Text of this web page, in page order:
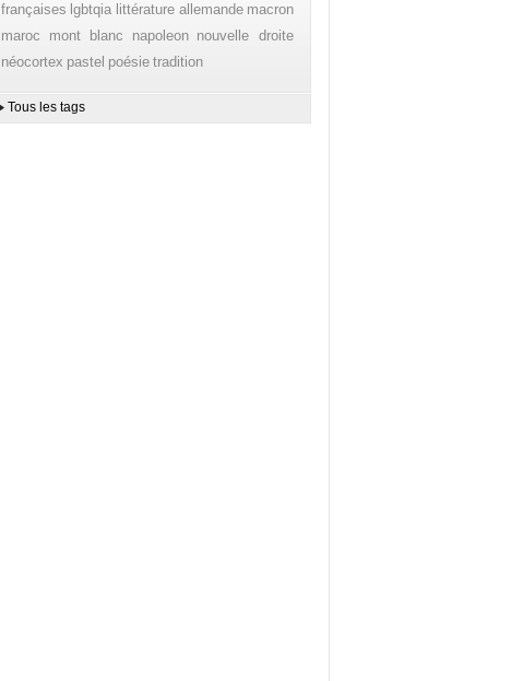
françaises lgbtqia littérature allemande macron
maroc
mont blanc napoleon nouvelle droite
néocortex pastel poésie tradition
Tous les tags